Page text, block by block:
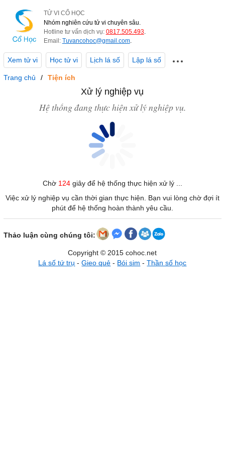
TỬ VI CỔ HỌC
Nhóm nghiên cứu tử vi chuyên sâu.
Hotline tư vấn dịch vụ: 0817.505.493.
Email: Tuvancohoc@gmail.com.
Xem tử vi Học tử vi Lịch lá số Lập lá số
Trang chủ Tiện ích
Xử lý nghiệp vụ
Hệ thống đang thực hiện xử lý nghiệp vụ.
Chờ 124giây để hệ thống thực hiện xử lý ...
Việc xử lý nghiệp vụ cần thời gian thực hiện. Bạn vui lòng chờ đợi ít
phút để hệ thống hoàn thành yêu cầu.
Thảo luận cùng chúng tôi:
Copyright © 2015 cohoc.net
Lá số tứ trụ -Gieo quẻ - Bói sim -Thần số học